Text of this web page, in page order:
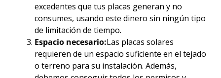
excedentes que tus placas generan y no
consumes, usando este dinero sin ningún tipo
de limitación de tiempo.
Espacio necesario:Las placas solares
requieren de un espacio suficiente en el tejado
o terreno para su instalación. Además,